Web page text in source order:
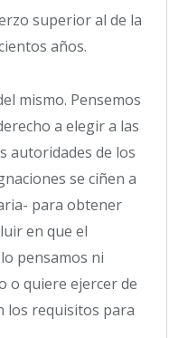
superior al de la
años.
mismo. Pensemos
a elegir a las
autoridades de los
se ciñen a
para obtener
en que el
pensamos ni
o quiere ejercer de
los requisitos para